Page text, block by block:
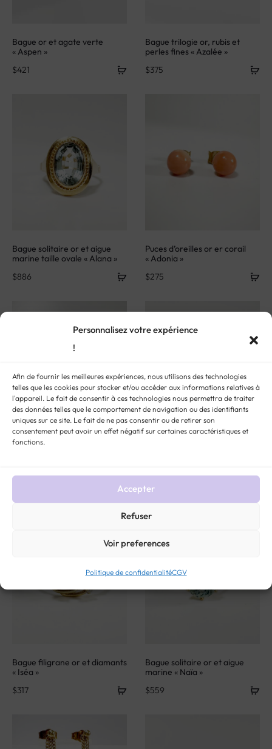
Personnalisez votre expérience
!
Afin de fournir les meilleures expériences, nous utilisons des technologies
telles que les cookies pour stocker et/ou accéder aux informations relatives à
l'appareil. Le fait de consentir à ces technologies nous permettra de traiter
des données telles que le comportement de navigation ou des identifiants
uniques sur ce site. Le fait de ne pas consentir ou de retirer son
consentement peut avoir un effet négatif sur certaines caractéristiques et
fonctions.
Accepter
Refuser
Voir preferences
Politique de confidentialitéCGV
Bague or et agate verte
« Aspen »
$ 421
Bague trilogie or, rubis et
perles fines « Azalée »
$375
Bague solitaire or et aigue
marine taille ovale « Alana »
$886
Puces d’oreilles or er corail
« Adonia »
$275
$2 592
$402
Bague filigrane or et diamants
« Iséa »
$317
Bague solitaire or et aigue
marine « Naïa »
$559